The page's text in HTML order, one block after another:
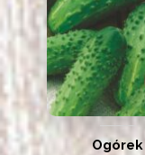
Ogórek